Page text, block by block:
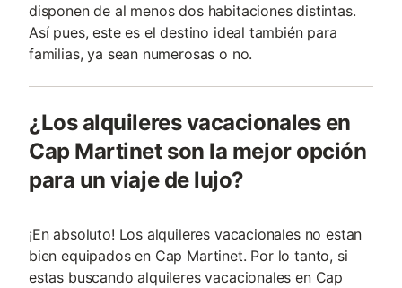
disponen de al menos dos habitaciones distintas.
Así pues, este es el destino ideal también para
familias, ya sean numerosas o no.
¿Los alquileres vacacionales en
Cap Martinet son la mejor opción
para un viaje de lujo?
¡En absoluto! Los alquileres vacacionales no estan
bien equipados en Cap Martinet. Por lo tanto, si
estas buscando alquileres vacacionales en Cap